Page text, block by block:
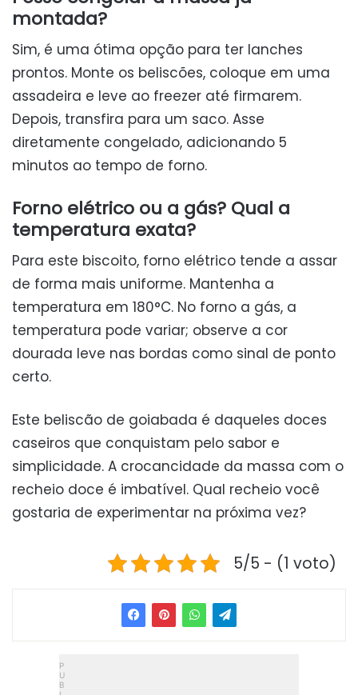
montada?
Sim, é uma ótima opção para ter lanches
prontos. Monte os beliscões, coloque em uma
assadeira e leve ao freezer até firmarem.
Depois, transfira para um saco. Asse
diretamente congelado, adicionando 5
minutos ao tempo de forno.
Forno elétrico ou a gás? Qual a
temperatura exata?
Para este biscoito, forno elétrico tende a assar
de forma mais uniforme. Mantenha a
temperatura em 180°C. No forno a gás, a
temperatura pode variar; observe a cor
dourada leve nas bordas como sinal de ponto
certo.
Este beliscão de goiabada é daqueles doces
caseiros que conquistam pelo sabor e
simplicidade. A crocancidade da massa com o
recheio doce é imbatível. Qual recheio você
gostaria de experimentar na próxima vez?
5/5 - (1 voto)